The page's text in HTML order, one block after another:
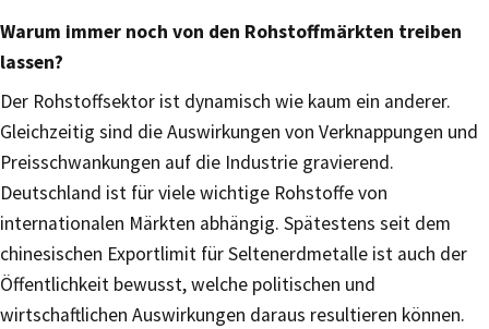
Warum immer noch von den Rohstoffmärkten treiben
lassen?
Der Rohstoffsektor ist dynamisch wie kaum ein anderer.
Gleichzeitig sind die Auswirkungen von Verknappungen und
Preisschwankungen auf die Industrie gravierend.
Deutschland ist für viele wichtige Rohstoffe von
internationalen Märkten abhängig. Spätestens seit dem
chinesischen Exportlimit für Seltenerdmetalle ist auch der
Öffentlichkeit bewusst, welche politischen und
wirtschaftlichen Auswirkungen daraus resultieren können.